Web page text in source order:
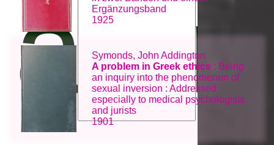
Ergänzungsband
1925
Symonds, John Addington
A problem in Greek ethics : Being
an inquiry into the phenomenon of
sexual inversion : Addressed
especially to medical psychologists
and jurists
1901